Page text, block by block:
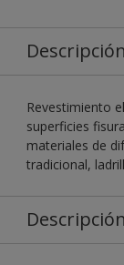
Revestimiento
superficies
materiales de
tradicional,